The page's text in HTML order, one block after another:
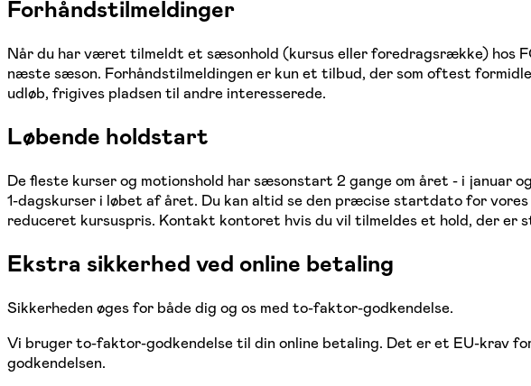
Forhåndstilmeldinger
Når du har været tilmeldt et sæsonhold (kursus eller foredragsrække) hos
næste sæson. Forhåndstilmeldingen er kun et tilbud, der som oftest
udløb, frigives pladsen til andre interesserede.
Løbende holdstart
De fleste kurser og motionshold har sæsonstart 2 gange om året - i januar
1-dagskurser i løbet af året. Du kan altid se den præcise startdato for
reduceret kursuspris. Kontakt kontoret hvis du vil tilmeldes et hold, der
Ekstra sikkerhed ved online betaling
Sikkerheden øges for både dig og os med to-faktor-godkendelse.
Vi bruger to-faktor-godkendelse til din online betaling. Det er et EU-krav
godkendelsen.